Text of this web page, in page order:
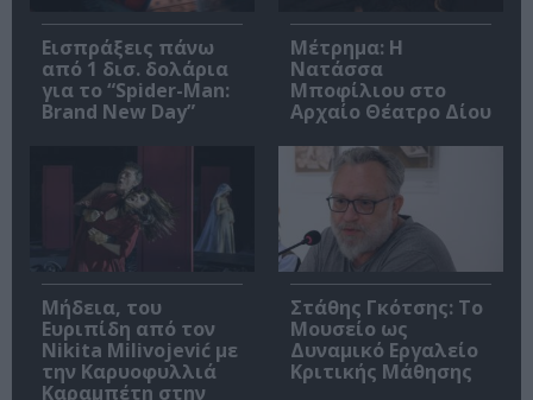
Εισπράξεις πάνω
από 1 δισ. δολάρια
για το “Spider-Man:
Brand New Day”
Μέτρημα: Η
Νατάσσα
Μποφίλιου στο
Αρχαίο Θέατρο Δίου
Μήδεια, του
Ευριπίδη από τον
Nikita Milivojević με
την Καρυοφυλλιά
Καραμπέτη στην
Στάθης Γκότσης: Το
Μουσείο ως
Δυναμικό Εργαλείο
Κριτικής Μάθησης